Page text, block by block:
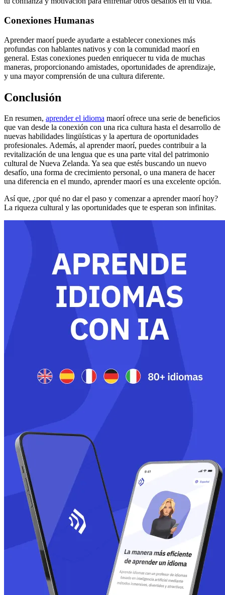
Conexiones Humanas
Aprender maorí puede ayudarte a establecer conexiones más
profundas con hablantes nativos y con la comunidad maorí en
general. Estas conexiones pueden enriquecer tu vida de muchas
maneras, proporcionando amistades, oportunidades de aprendizaje,
y una mayor comprensión de una cultura diferente.
Conclusión
En resumen, aprender el idioma maorí ofrece una serie de beneficios
que van desde la conexión con una rica cultura hasta el desarrollo de
nuevas habilidades lingüísticas y la apertura de oportunidades
profesionales. Además, al aprender maorí, puedes contribuir a la
revitalización de una lengua que es una parte vital del patrimonio
cultural de Nueva Zelanda. Ya sea que estés buscando un nuevo
desafío, una forma de crecimiento personal, o una manera de hacer
una diferencia en el mundo, aprender maorí es una excelente opción.
Así que, ¿por qué no dar el paso y comenzar a aprender maorí hoy?
La riqueza cultural y las oportunidades que te esperan son infinitas.